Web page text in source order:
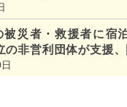
災者・救援者に宿
非営利団体が支援